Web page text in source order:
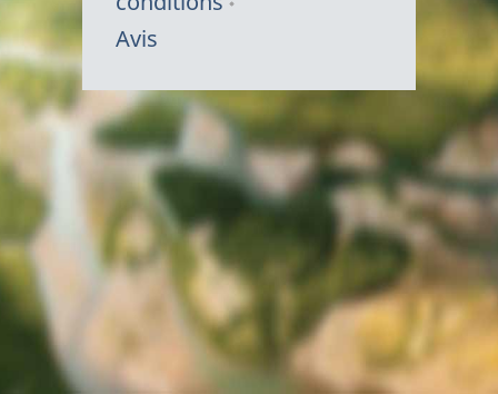
Avis
Canada